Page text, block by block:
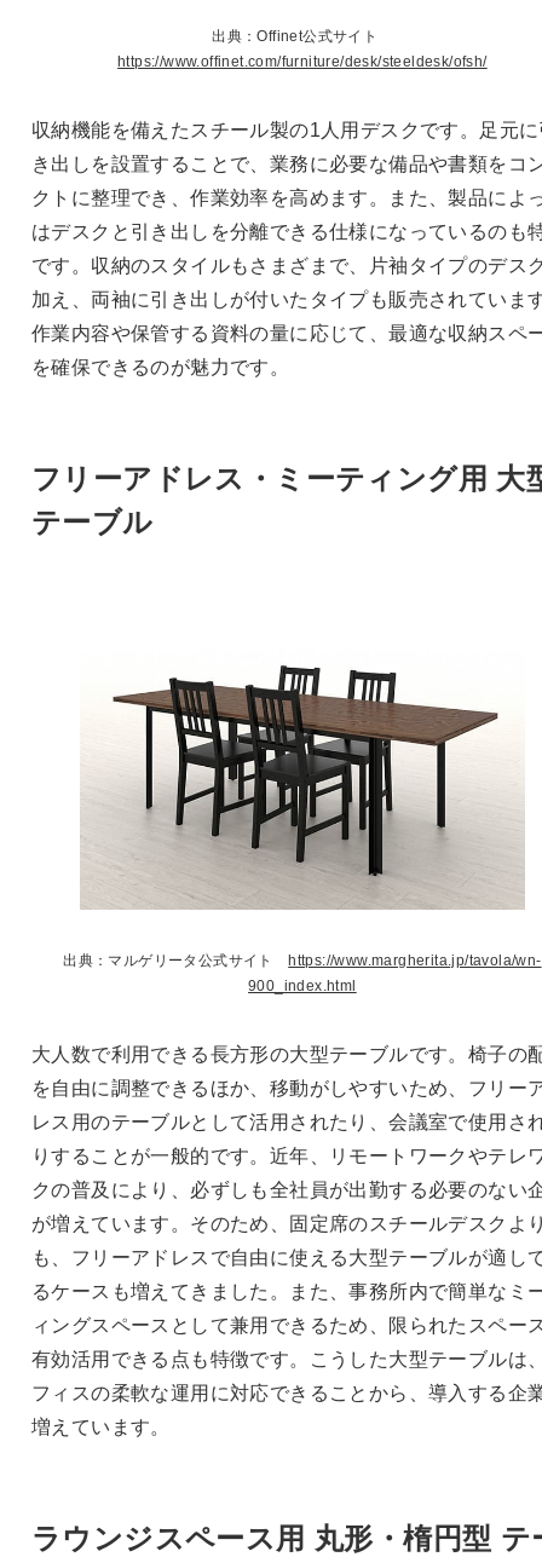
出典：Offinet公式サイト
https://www.offinet.com/furniture/desk/steeldesk/ofsh/
収納機能を備えたスチール製の1人用デスクです。足元
き出しを設置することで、業務に必要な備品や書類をコ
クトに整理でき、作業効率を高めます。また、製品によ
はデスクと引き出しを分離できる仕様になっているのも
です。収納のスタイルもさまざまで、片袖タイプのデス
加え、両袖に引き出しが付いたタイプも販売されていま
作業内容や保管する資料の量に応じて、最適な収納スペ
を確保できるのが魅力です。
フリーアドレス・ミーティング用 大
テーブル
出典：マルゲリータ公式サイト
https://www.margherita.jp/tavola/wn-
900_index.html
大人数で利用できる長方形の大型テーブルです。椅子の
を自由に調整できるほか、移動がしやすいため、フリー
レス用のテーブルとして活用されたり、会議室で使用さ
りすることが一般的です。近年、リモートワークやテレ
クの普及により、必ずしも全社員が出勤する必要のない
が増えています。そのため、固定席のスチールデスクよ
も、フリーアドレスで自由に使える大型テーブルが適し
るケースも増えてきました。また、事務所内で簡単なミ
ィングスペースとして兼用できるため、限られたスペー
有効活用できる点も特徴です。こうした大型テーブルは
フィスの柔軟な運用に対応できることから、導入する企
増えています。
ラウンジスペース用 丸形・楕円型 テ